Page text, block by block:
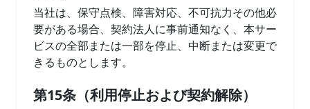
当社は、保守点検、障害対応、不可抗力その他必
要がある場合、契約法人に事前通知なく、本サー
ビスの全部または一部を停止、中断または変更で
きるものとします。
第15条（利用停止および契約解除）